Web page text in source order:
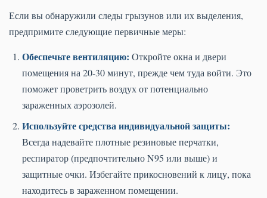
Если вы обнаружили следы грызунов или их выделения,
предпримите следующие первичные меры:
Обеспечьте вентиляцию: Откройте окна и двери
помещения на 20-30 минут, прежде чем туда войти. Это
поможет проветрить воздух от потенциально
зараженных аэрозолей.
Используйте средства индивидуальной защиты:
Всегда надевайте плотные резиновые перчатки,
респиратор (предпочтительно N95 или выше) и
защитные очки. Избегайте прикосновений к лицу, пока
находитесь в зараженном помещении.